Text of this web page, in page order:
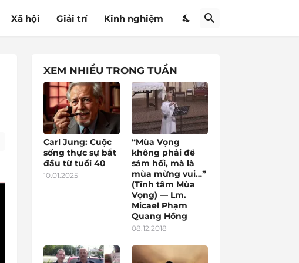
Xã hội Giải trí Kinh nghiệm
XEM NHIỀU TRONG TUẦN
Carl Jung: Cuộc
sống thực sự bắt
đầu từ tuổi 40
10.01.2025
“Mùa Vọng
không phải để
sám hối, mà là
mùa mừng vui…”
(Tĩnh tâm Mùa
Vọng) — Lm.
Micael Phạm
Quang Hồng
08.12.2018